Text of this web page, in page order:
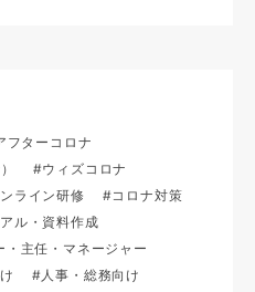
フターコロナ
#ウィズコロナ
ライン研修
#コロナ対策
ル・資料作成
・主任・マネージャー
#人事・総務向け